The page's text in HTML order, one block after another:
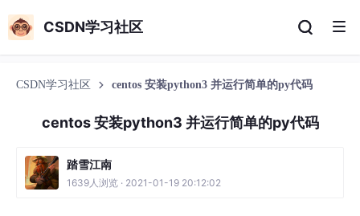
CSDN学习社区
CSDN学习社区 centos 安装python3 并运行简单的py代码
centos 安装python3 并运行简单的py代码
踏雪江南
1639人浏览 · 2021-01-19 20:12:02